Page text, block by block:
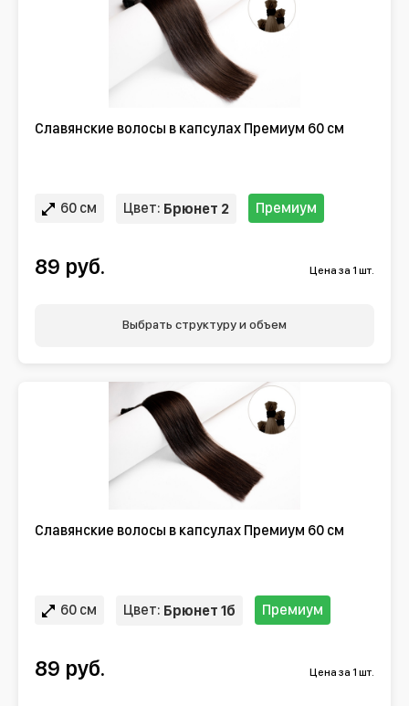
Славянские волосы в капсулах Премиум 60 см
60 см Цвет: Брюнет 2 Премиум
89 руб. Цена за 1 шт.
Выбрать структуру и объем
Славянские волосы в капсулах Премиум 60 см
60 см Цвет: Брюнет 1б Премиум
89 руб. Цена за 1 шт.